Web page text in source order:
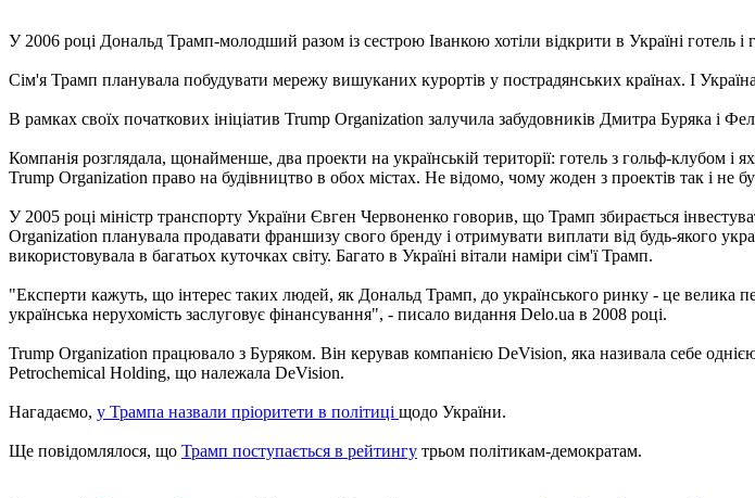
У 2006 році Дональд Трамп-молодший разом із сестрою Іванкою хотіли відкрити в Україні готель
Сім'я Трамп планувала побудувати мережу вишуканих курортів у пострадянських країнах. І
В рамках своїх початкових ініціатив Trump Organization залучила забудовників Дмитра Буряка і
Компанія розглядала, щонайменше, два проекти на українській території: готель з гольф-клубом
Trump Organization право на будівництво в обох містах. Не відомо, чому жоден з проектів так і не
У 2005 році міністр транспорту України Євген Червоненко говорив, що Трамп збирається
Organization планувала продавати франшизу свого бренду і отримувати виплати від будь-якого
використовувала в багатьох куточках світу. Багато в Україні вітали наміри сім'ї Трамп.
"Експерти кажуть, що інтерес таких людей, як Дональд Трамп, до українського ринку - це велика
українська нерухомість заслуговує фінансування", - писало видання Delo.ua в 2008 році.
Trump Organization працювало з Буряком. Він керував компанією DeVision, яка називала себе
Petrochemical Holding, що належала DeVision.
Нагадаємо, у Трампа назвали пріоритети в політиці щодо України.
Ще повідомлялося, що Трамп поступається в рейтингу трьом політикам-демократам.